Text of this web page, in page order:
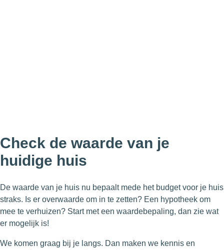
Check de waarde van je
huidige huis
De waarde van je huis nu bepaalt mede het budget voor je huis
straks. Is er overwaarde om in te zetten? Een hypotheek om
mee te verhuizen? Start met een waardebepaling, dan zie wat
er mogelijk is!
We komen graag bij je langs. Dan maken we kennis en